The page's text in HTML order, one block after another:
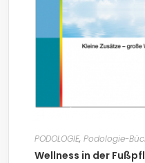
PODOLOGIE, Podologie-
Wellness in der